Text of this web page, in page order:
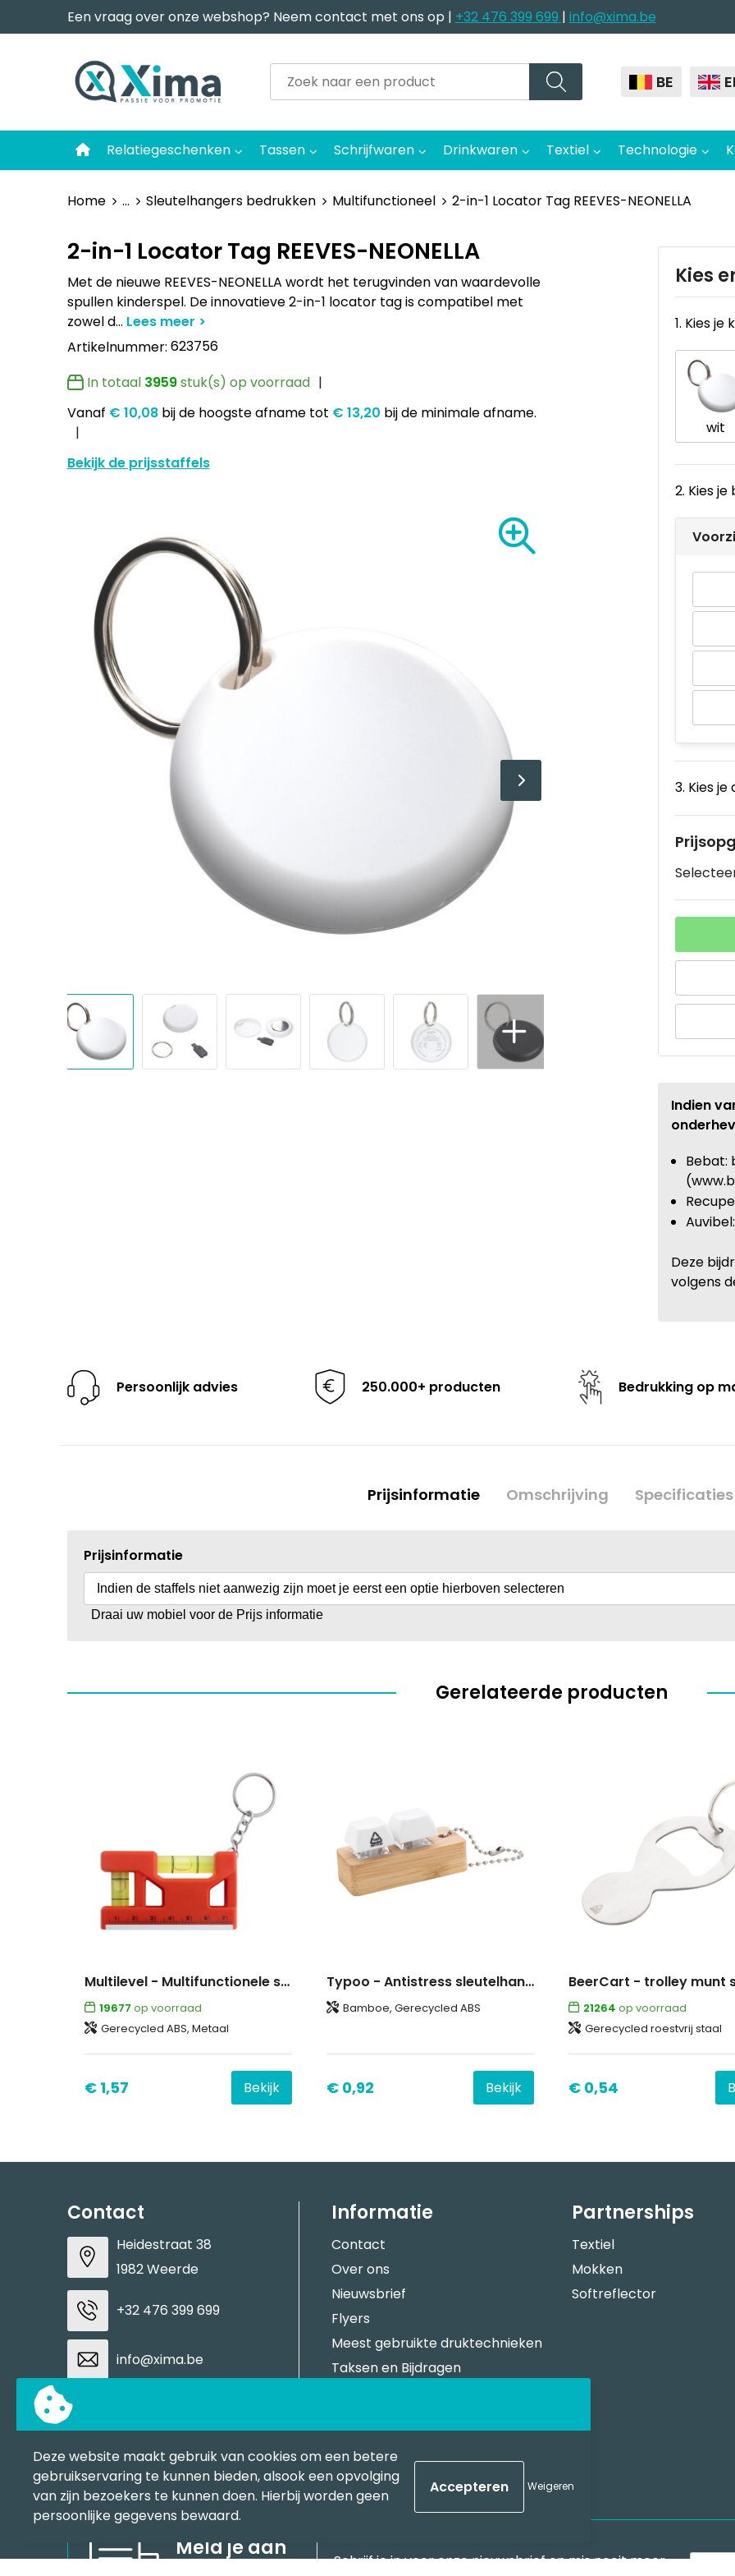
Een vraag over onze webshop? Neem contact met ons op | +32 476 399 699 | info@xima.be
BE
Relatiegeschenken Tassen Schrijfwaren Drinkwaren Textiel Technologie
Home ... Sleutelhangers bedrukken Multifunctioneel 2-in-1 Locator Tag REEVES-NEONELLA
2-in-1 Locator Tag REEVES-NEONELLA
Met de nieuwe REEVES-NEONELLA wordt het terugvinden van waardevolle
spullen kinderspel. De innovatieve 2-in-1 locator tag is compatibel met
zowel d...
Artikelnummer: 623756
In totaal 3959stuk(s) op voorraad
Vanaf € 10,08 bij de hoogste afnametot € 13,20 bij de minimale afname.
Bekijk de prijsstaffels
Kies
1. Kies je
wit
2. Kies
3. Kies
Indien
Bebat:
Deze
volgens
Persoonlijk advies 250.000+ producten Bedrukking op
Prijsinformatie Omschrijving Specificaties
Prijsinformatie
Indien de staffels niet aanwezig zijn moet je eerst een optie hierboven selecteren
Draai uw mobiel voor de Prijs informatie
Gerelateerde producten
Multilevel - Multifunctionele sleutelhanger
19677 op voorraad
Gerecycled ABS, Metaal
€ 1,57 Bekijk
Typoo - Antistress sleutelhanger
Bamboe, Gerecycled ABS
€ 0,92 Bekijk
21264 op voorraad
Gerecycled roestvrij staal
€ 0,54
Contact
Heidestraat 38
1982 Weerde
+32 476 399 699
info@xima.be
Contacteer ons
Informatie
Contact
Over ons
Nieuwsbrief
Flyers
Meest gebruikte druktechnieken
Taksen en Bijdragen
BAPP
Partnerships
Textiel
Mokken
Softreflector
Meld je aan
Schrijf je in voor onze nieuwsbrief en mis nooit meer
Deze website maakt gebruik van cookies om een betere
gebruikservaring te kunnen bieden, alsook een opvolging
van zijn bezoekers te kunnen doen. Hierbij worden geen
persoonlijke gegevens bewaard.
Weigeren